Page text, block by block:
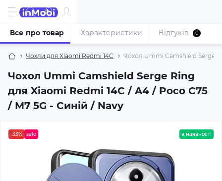
Чохли для Xiaomi Redmi 14C Чохол Ummi Camshield Serge
Чохол Ummi Camshield Serge Ring
для Xiaomi Redmi 14C / A4 / Poco C75
/ M7 5G - Синій / Navy
Все про товар Характеристики Відгуків 0
-33% sale в наявності